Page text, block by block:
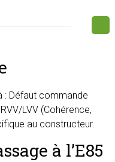
: Défaut commande
LVV (Cohérence,
au constructeur.
à l’E85